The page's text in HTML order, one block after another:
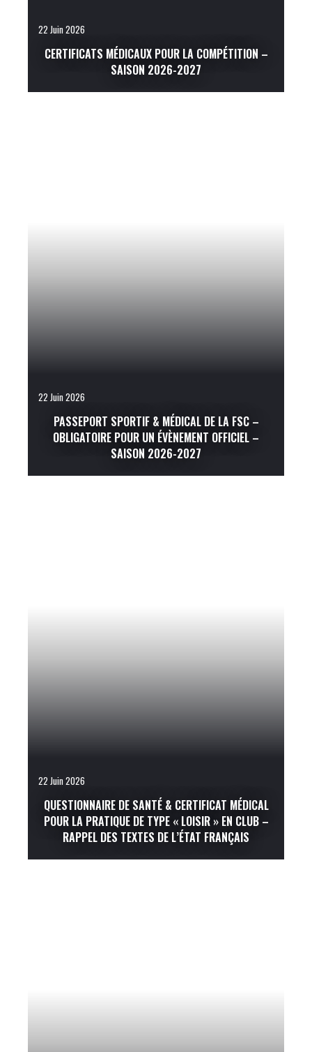
22 Juin 2026
CERTIFICATS MÉDICAUX POUR LA COMPÉTITION –
SAISON 2026-2027
22 Juin 2026
PASSEPORT SPORTIF & MÉDICAL DE LA FSC –
OBLIGATOIRE POUR UN ÉVÈNEMENT OFFICIEL –
SAISON 2026-2027
22 Juin 2026
QUESTIONNAIRE DE SANTÉ & CERTIFICAT MÉDICAL
POUR LA PRATIQUE DE TYPE « LOISIR » EN CLUB –
RAPPEL DES TEXTES DE L’ÉTAT FRANÇAIS